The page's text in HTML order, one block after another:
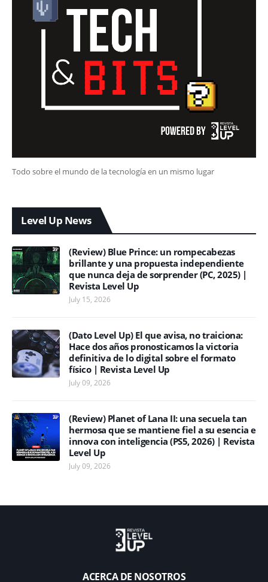
Todo sobre el mundo de la tecnología en un mismo lugar
Level Up News
(Review) Blue Prince: un rompecabezas
brillante y una propuesta independiente
que nunca deja de sorprender (PC, 2025) |
Revista Level Up
July 15, 2026
(Dato Level Up) El que avisa, no traiciona:
Hace dos años pronosticamos la victoria
definitiva de lo digital sobre el formato
físico | Revista Level Up
July 09, 2026
(Review) Planet of Lana II: una secuela tan
hermosa que se mantiene fiel a su esencia e
innova con inteligencia (PS5, 2026) | Revista
Level Up
July 09, 2026
ACERCA DE NOSOTROS